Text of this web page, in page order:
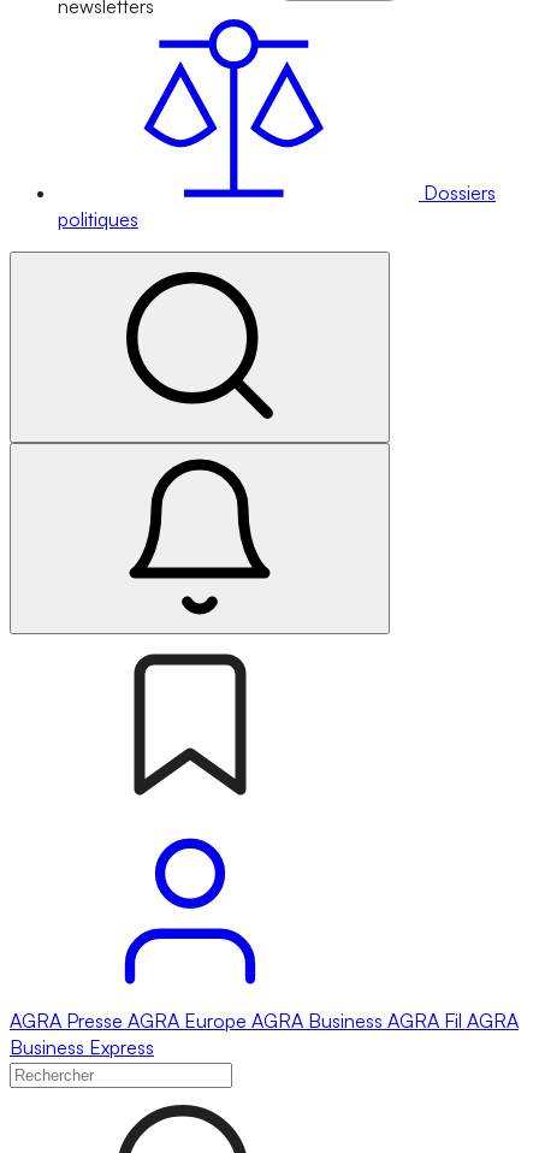
newsletters
Dossiers
politiques
AGRA Presse AGRA Europe AGRA Business AGRA Fil AGRA
Business Express